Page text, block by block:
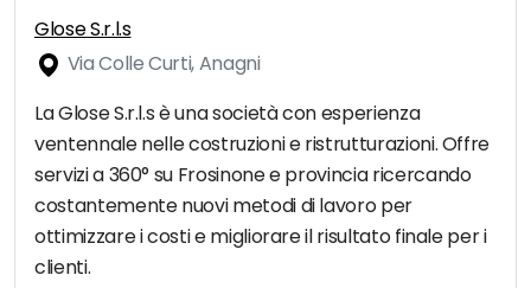
Glose S.r.l.s
Via Colle Curti, Anagni
La Glose S.r.l.s è una società con esperienza
ventennale nelle costruzioni e ristrutturazioni. Offre
servizi a 360° su Frosinone e provincia ricercando
costantemente nuovi metodi di lavoro per
ottimizzare i costi e migliorare il risultato finale per i
clienti.